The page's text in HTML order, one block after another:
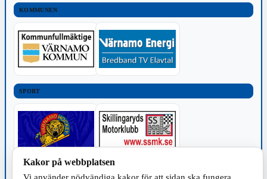
KOMMUNEN
SPORT
Kakor på webbplatsen